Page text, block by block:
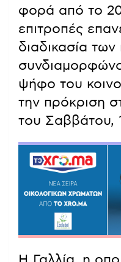
φορά από το
επιτροπές
διαδικασία των
ψήφο του
την πρόκριση
του Σαββάτου,